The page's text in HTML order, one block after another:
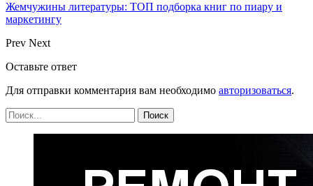
Жемчужины литературы: ТОП подборка книг по пиару и
маркетингу
Prev Next
Оставьте ответ
Для отправки комментария вам необходимо авторизоваться.